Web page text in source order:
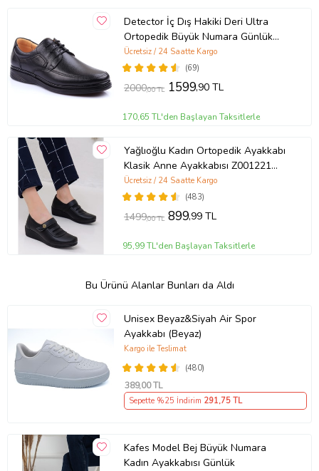
Detector İç Dış Hakiki Deri Ultra
Ortopedik Büyük Numara Günlük
Erkek Ayakkabı 701-10 (Siyah)
(69)
Ücretsiz / 24 Saatte Kargo
2000,00 TL 1599,90 TL
170,65 TL'den Başlayan Taksitlerle
Yağlıoğlu Kadın Ortopedik Ayakkabı
Klasik Anne Ayakkabısı Z001221
(Siyah)
(483)
Ücretsiz / 24 Saatte Kargo
1499,00 TL 899,99 TL
95,99 TL'den Başlayan Taksitlerle
Bu Ürünü Alanlar Bunları da Aldı
Unisex Beyaz&Siyah Air Spor
Ayakkabı (Beyaz)
(480)
Kargo ile Teslimat
389,00 TL
Sepette %25 İndirim 291,75 TL
Kafes Model Bej Büyük Numara
Kadın Ayakkabısı Günlük